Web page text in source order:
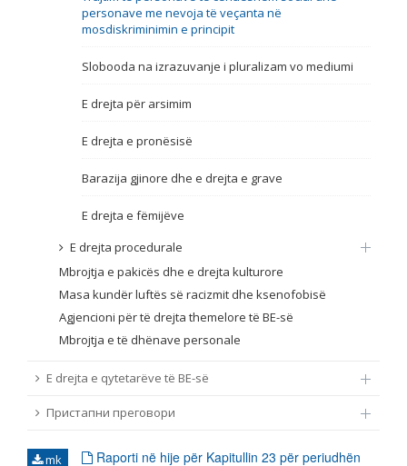
personave me nevoja të veçanta në
mosdiskriminimin e principit
Slobooda na izrazuvanje i pluralizam vo mediumi
E drejta për arsimim
E drejta e pronësisë
Barazija gjinore dhe e drejta e grave
E drejta e fëmijëve
E drejta procedurale
Mbrojtja e pakicës dhe e drejta kulturore
Masa kundër luftës së racizmit dhe ksenofobisë
Agjencioni për të drejta themelore të BE-së
Mbrojtja e të dhënave personale
E drejta e qytetarëve të BE-së
Пристапни преговори
mk
Raporti në hije për Kapitullin 23 për periudhën